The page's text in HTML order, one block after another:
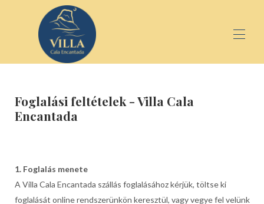
Apartmanok ▾
Csoportok és elvonulások
Foglalási feltételek - Villa Cala
Encantada
1. Foglalás menete
A Villa Cala Encantada szállás foglalásához kérjük, töltse ki
foglalását online rendszerünkön keresztül, vagy vegye fel velünk